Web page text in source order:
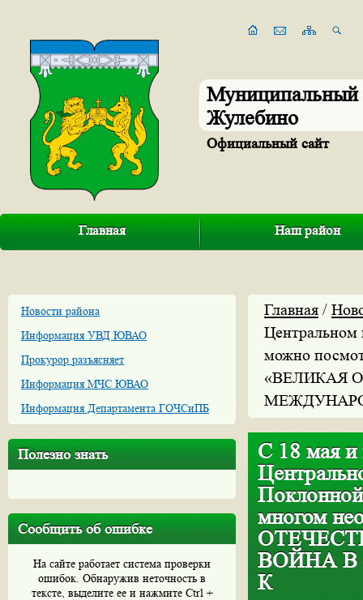
Муниципальный
Жулебино
Официальный сайт
Главная Наш район
Новости района
Информация УВД ЮВАО
Прокурор разъясняет
Информация МЧС ЮВАО
Информация Департамента ГОЧСиПБ
Полезно знать
Сообщить об ошибке
На сайте работает система проверки
ошибок. Обнаружив неточность в
тексте, выделите ее и нажмите Ctrl +
Главная /
Центральном
можно
«ВЕЛИКАЯ
С 18 мая и
многом
ВОЙНА
К